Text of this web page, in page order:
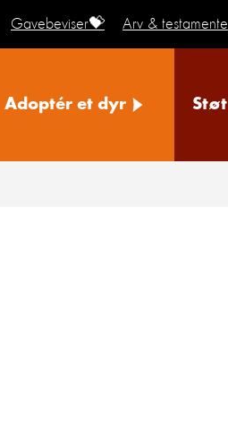
Gavebeviser💝 Arv & testamente
Adoptér et dyr Støt